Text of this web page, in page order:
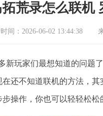
荒录怎么联机
间：2026-06-02 13:44:38
新玩家们最想知道的问题
还不知道联机的方法，
操作，你也可以轻轻松松